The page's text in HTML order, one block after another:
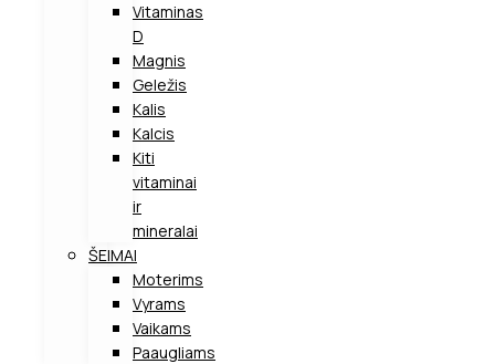
Vitaminas
D
Magnis
Geležis
Kalis
Kalcis
Kiti
vitaminai
ir
mineralai
ŠEIMAI
Moterims
Vyrams
Vaikams
Paaugliams